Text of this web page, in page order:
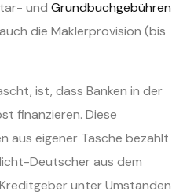
und Grundbuchgebühren
die Maklerprovision (bis
ist, dass Banken in der
finanzieren. Diese
aus eigener Tasche bezahlt
Deutscher aus dem
unter Umständen